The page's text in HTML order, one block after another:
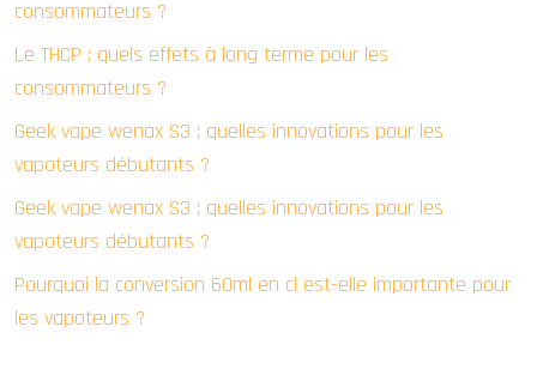
consommateurs ?
Le THCP : quels effets à long terme pour les
consommateurs ?
Geek vape wenax S3 : quelles innovations pour les
vapoteurs débutants ?
Geek vape wenax S3 : quelles innovations pour les
vapoteurs débutants ?
Pourquoi la conversion 60ml en cl est-elle importante pour
les vapoteurs ?